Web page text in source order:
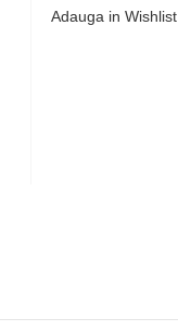
Adauga in Wishlist